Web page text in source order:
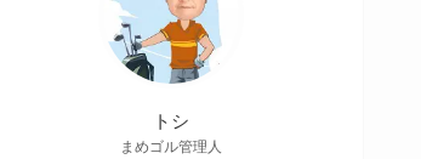
トシ
まめゴル管理人